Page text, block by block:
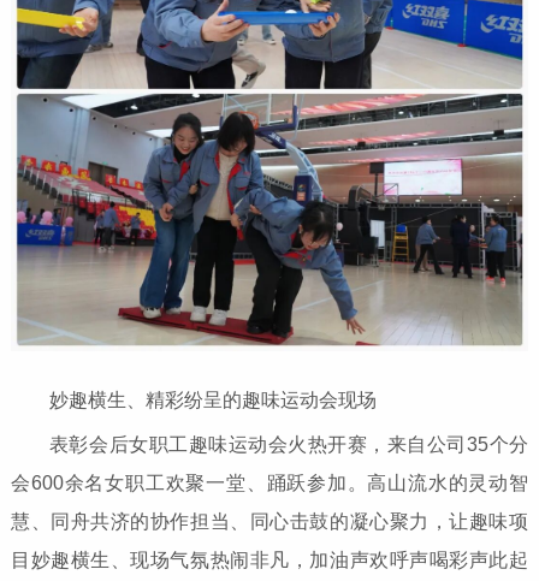
妙趣横生、精彩纷呈的趣味运动会现场
表彰会后女职工趣味运动会火热开赛，来自公司35个分
会600余名女职工欢聚一堂、踊跃参加。高山流水的灵动智
慧、同舟共济的协作担当、同心击鼓的凝心聚力，让趣味项
目妙趣横生、现场气氛热闹非凡，加油声欢呼声喝彩声此起